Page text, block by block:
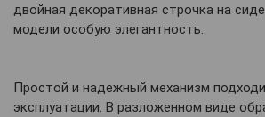
двойная декоративная строчка на
модели особую элегантность.
Простой и надежный механизм
эксплуатации. В разложенном виде